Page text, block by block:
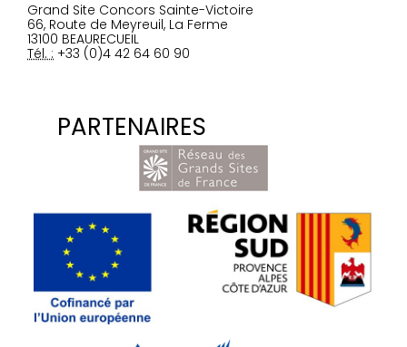
Grand Site Concors Sainte-Victoire
66, Route de Meyreuil, La Ferme
13100 BEAURECUEIL
Tél. : +33 (0)4 42 64 60 90
PARTENAIRES